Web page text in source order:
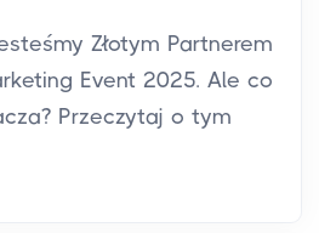
Złotym Partnerem
Event 2025. Ale co
Przeczytaj o tym